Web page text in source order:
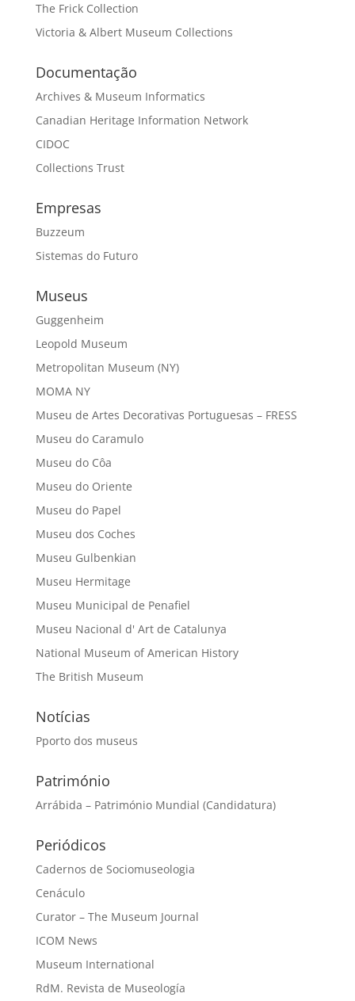
The Frick Collection
Victoria & Albert Museum Collections
Documentação
Archives & Museum Informatics
Canadian Heritage Information Network
CIDOC
Collections Trust
Empresas
Buzzeum
Sistemas do Futuro
Museus
Guggenheim
Leopold Museum
Metropolitan Museum (NY)
MOMA NY
Museu de Artes Decorativas Portuguesas – FRESS
Museu do Caramulo
Museu do Côa
Museu do Oriente
Museu do Papel
Museu dos Coches
Museu Gulbenkian
Museu Hermitage
Museu Municipal de Penafiel
Museu Nacional d' Art de Catalunya
National Museum of American History
The British Museum
Notícias
Pporto dos museus
Património
Arrábida – Património Mundial (Candidatura)
Periódicos
Cadernos de Sociomuseologia
Cenáculo
Curator – The Museum Journal
ICOM News
Museum International
RdM. Revista de Museología